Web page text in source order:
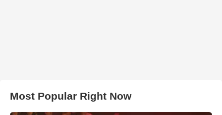
Most Popular Right Now